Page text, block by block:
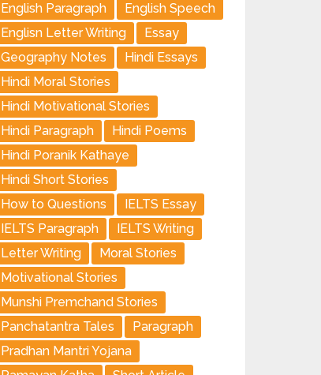
English Paragraph
English Speech
Englisn Letter Writing
Essay
Geography Notes
Hindi Essays
Hindi Moral Stories
Hindi Motivational Stories
Hindi Paragraph
Hindi Poems
Hindi Poranik Kathaye
Hindi Short Stories
How to Questions
IELTS Essay
IELTS Paragraph
IELTS Writing
Letter Writing
Moral Stories
Motivational Stories
Munshi Premchand Stories
Panchatantra Tales
Paragraph
Pradhan Mantri Yojana